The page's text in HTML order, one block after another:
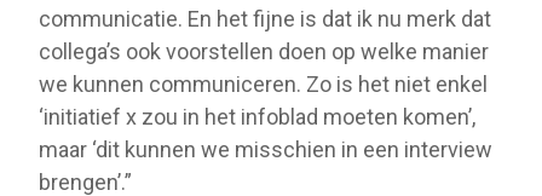
communicatie. En het fijne is dat ik nu merk dat
collega’s ook voorstellen doen op welke manier
we kunnen communiceren. Zo is het niet enkel
‘initiatief x zou in het infoblad moeten komen’,
maar ‘dit kunnen we misschien in een interview
brengen’.”